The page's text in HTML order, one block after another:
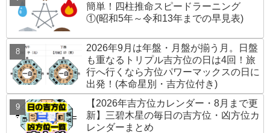
簡単！四柱推命スピードラーニング
①(昭和5年～令和13年までの早見表)
2026年9月は年盤・月盤が揃う月。日盤
も重なるトリプル吉方位の日は4回！旅
行へ行くなら方位パワーマックスの日に
出発！(本命星別・吉方位付き)
【2026年吉方位カレンダー・8月まで更
新】三碧木星の毎日の吉方位・凶方位カ
レンダーまとめ